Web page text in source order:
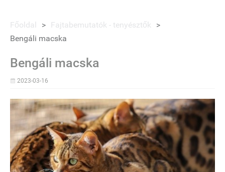
Főoldal > Fajtabemutatók - tenyésztők
>
Bengáli macska
Bengáli macska
2023-03-16